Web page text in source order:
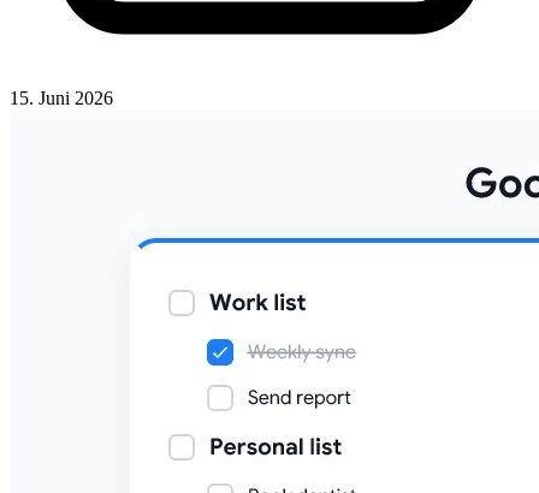
15. Juni 2026